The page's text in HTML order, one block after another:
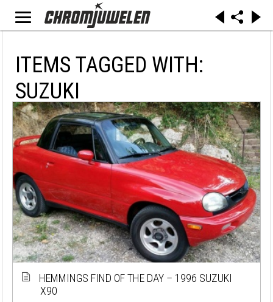
ITEMS TAGGED WITH:
SUZUKI
HEMMINGS FIND OF THE DAY – 1996 SUZUKI
X90